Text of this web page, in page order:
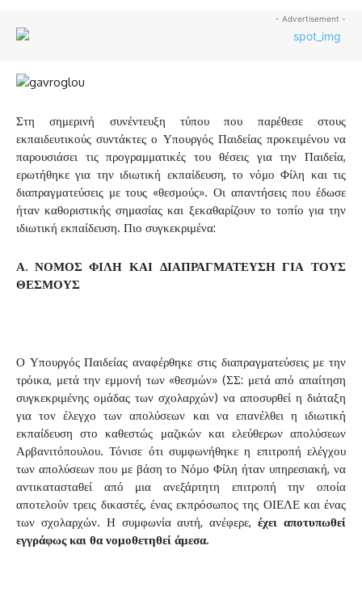
- Advertisement -
Στη σημερινή συνέντευξη τύπου που παρέθεσε στους
εκπαιδευτικούς συντάκτες ο Υπουργός Παιδείας προκειμένου να
παρουσιάσει τις προγραμματικές του θέσεις για την Παιδεία,
ερωτήθηκε για την ιδιωτική εκπαίδευση, το νόμο Φίλη και τις
διαπραγματεύσεις με τους «θεσμούς». Οι απαντήσεις που έδωσε
ήταν καθοριστικής σημασίας και ξεκαθαρίζουν το τοπίο για την
ιδιωτική εκπαίδευση. Πιο συγκεκριμένα:
Α. ΝΟΜΟΣ ΦΙΛΗ ΚΑΙ ΔΙΑΠΡΑΓΜΑΤΕΥΣΗ ΓΙΑ ΤΟΥΣ
ΘΕΣΜΟΥΣ
Ο Υπουργός Παιδείας αναφέρθηκε στις διαπραγματεύσεις με την
τρόικα, μετά την εμμονή των «θεσμών» (ΣΣ: μετά από απαίτηση
συγκεκριμένης ομάδας των σχολαρχών) να αποσυρθεί η διάταξη
για τον έλεγχο των απολύσεων και να επανέλθει η ιδιωτική
εκπαίδευση στο καθεστώς μαζικών και ελεύθερων απολύσεων
Αρβανιτόπουλου. Τόνισε ότι συμφωνήθηκε η επιτροπή ελέγχου
των απολύσεων που με βάση το Νόμο Φίλη ήταν υπηρεσιακή, να
αντικατασταθεί από μια ανεξάρτητη επιτροπή την οποία
αποτελούν τρεις δικαστές, ένας εκπρόσωπος της ΟΙΕΛΕ και ένας
των σχολαρχών. Η συμφωνία αυτή, ανέφερε,έχει αποτυπωθεί
εγγράφως και θα νομοθετηθεί άμεσα.